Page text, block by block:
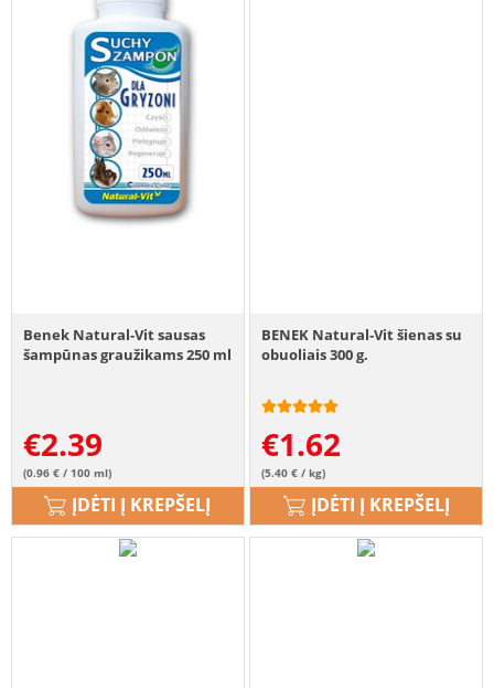
Benek Natural-Vit sausas
šampūnas graužikams 250 ml
€2.39
(0.96 € / 100 ml)
ĮDĖTI Į KREPŠELĮ
BENEK Natural-Vit šienas su
obuoliais 300 g.
€1.62
(5.40 € / kg)
ĮDĖTI Į KREPŠELĮ